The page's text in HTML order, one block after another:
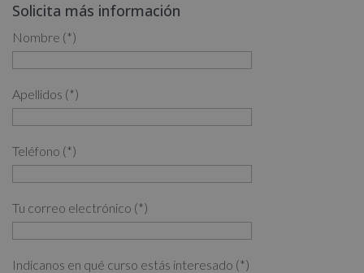
3,880.00€. 1,940.00€.
Solicita más información
Nombre (*)
Apellidos (*)
Teléfono (*)
Tu correo electrónico (*)
Indícanos en qué curso estás interesado (*)